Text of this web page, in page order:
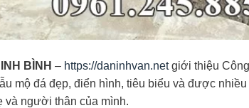
BÌNH – https://daninhvan.netgiới thiệu
mộ đá đẹp, điển hình, tiêu biểu và được
và người thân của mình.